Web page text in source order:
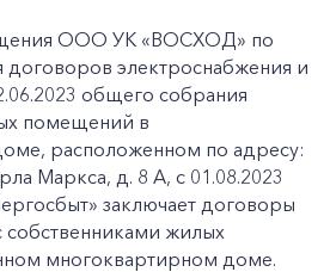
ООО УК «ВОСХОД» по
договоров электроснабжения и
общего собрания
помещений в
расположенном по адресу:
Маркса, д. 8 А, с 01.08.2023
заключает договоры
собственниками жилых
многоквартирном доме.